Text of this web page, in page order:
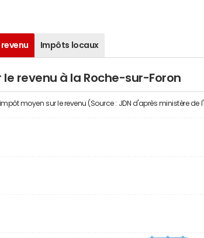
Impôts locaux
le revenu à la Roche-sur-Foron
moyen sur le revenu (Source : JDN d'après ministère de